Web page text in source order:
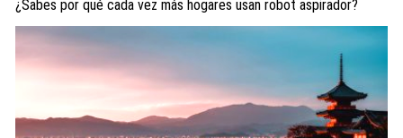
¿Sabes por qué cada vez más hogares usan robot aspirador?